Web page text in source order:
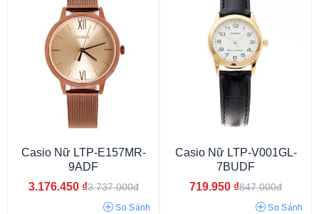
Casio Nữ LTP-E157MR-
9ADF
3.176.450 ₫3.737.000đ
So Sánh
Casio Nữ LTP-V001GL-
7BUDF
719.950 ₫847.000đ
So Sánh